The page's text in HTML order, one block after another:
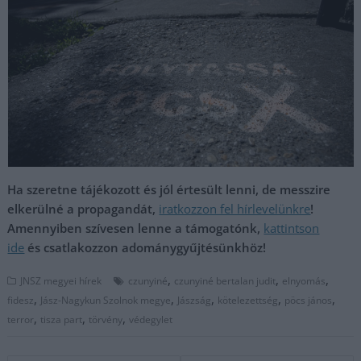
Ha szeretne tájékozott és jól értesült lenni, de messzire
elkerülné a propagandát, iratkozzon fel hírlevelünkre!
Amennyiben szívesen lenne a támogatónk, kattintson
ide és csatlakozzon adománygyűjtésünkhöz!
JNSZ megyei hírek czunyiné, czunyiné bertalan judit, elnyomás,
fidesz, Jász-Nagykun Szolnok megye, Jászság, kötelezettség, pöcs jános,
terror, tisza part, törvény,védegylet